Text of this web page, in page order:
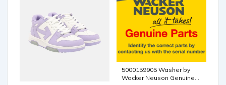
5000159905 Washer by
Wacker Neuson Genuine